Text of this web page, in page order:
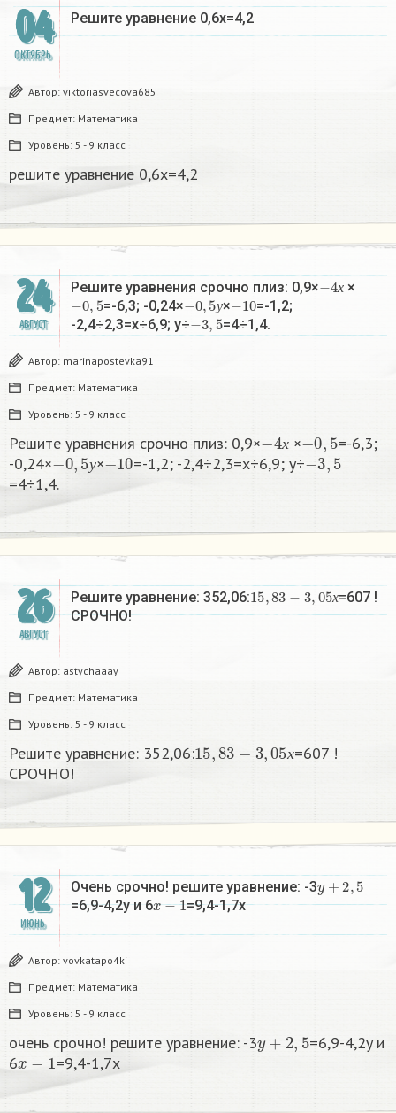
04
ОКТЯБРЬ
Решите уравнение 0,6x=4,2
Автор: viktoriasvecova685
Предмет: Математика
Уровень: 5 - 9 класс
решите уравнение 0,6x=4,2
24
АВГУСТ
Решите уравнения срочно плиз: 0,9× х
−4х ×
0, 5 =-6,3; -0,24× у
0, 5у × 10=-1,2;
-2,4÷2,3=х÷6,9; у÷
3, 5 =4÷1,4.
Автор: marinapostevka91
Предмет: Математика
Уровень: 5 - 9 класс
Решите уравнения срочно плиз: 0,9× х
х × 0,
=-6,3;
-0,24×
у
− 0,5у ×−10 =-1,2; -2,4÷2,3=х÷6,9; у÷ 3,5
=4÷1,4.
26
АВГУСТ
Решите уравнение: 352,06: х
15,83−3 ,05х
=607 !
СРОЧНО!
Автор: astychaaay
Предмет: Математика
Уровень: 5 - 9 класс
Решите уравнение: 352,06: х
15 83 05 х
=607 !
СРОЧНО!
12
ИЮНЬ
Очень срочно! решите уравнение: -3 y+2,5
=6,9-4,2y и 6
1 =9,4-1,7x
Автор: vovkatapo4ki
Предмет: Математика
Уровень: 5 - 9 класс
очень срочно! решите уравнение: -3 5
=6,9-4,2y и
6x−1 =9,4-1,7x